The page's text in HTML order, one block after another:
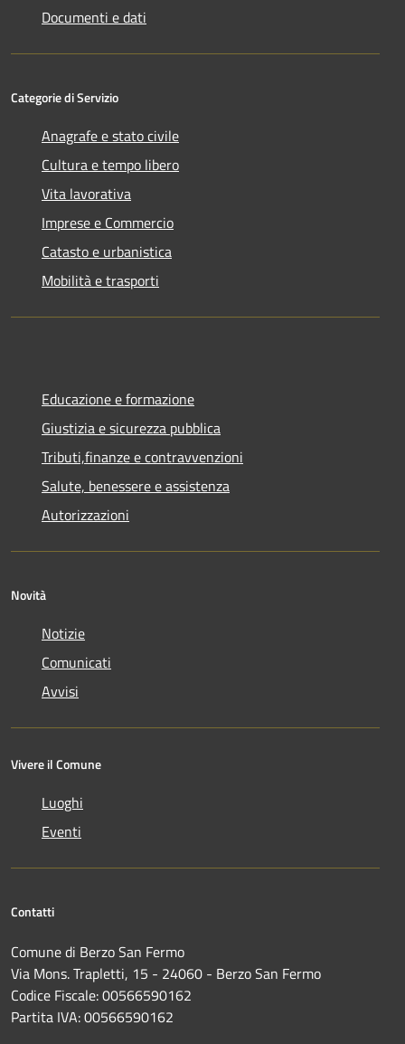
Documenti e dati
Categorie di Servizio
Anagrafe e stato civile
Cultura e tempo libero
Vita lavorativa
Imprese e Commercio
Catasto e urbanistica
Mobilità e trasporti
Educazione e formazione
Giustizia e sicurezza pubblica
Tributi,finanze e contravvenzioni
Salute, benessere e assistenza
Autorizzazioni
Novità
Notizie
Comunicati
Avvisi
Vivere il Comune
Luoghi
Eventi
Contatti
Comune di Berzo San Fermo
Via Mons. Trapletti, 15 - 24060 - Berzo San Fermo
Codice Fiscale: 00566590162
Partita IVA: 00566590162